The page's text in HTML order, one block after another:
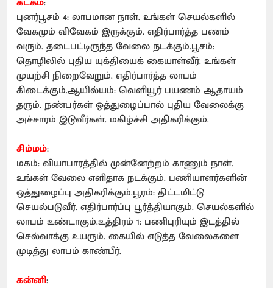
புனர்பூசம் 4: லாபமான நாள். உங்கள் செயல்களில்
வேகமும் விவேகம் இருக்கும். எதிர்பார்த்த பணம்
வரும். தடைபட்டிருந்த வேலை நடக்கும்.பூசம்:
தொழிலில் புதிய யுக்தியைக் கையாள்வீர். உங்கள்
முயற்சி நிறைவேறும். எதிர்பார்த்த லாபம்
கிடைக்கும்.ஆயில்யம்: வெளியூர் பயணம் ஆதாயம்
தரும். நண்பர்கள் ஒத்துழைப்பால் புதிய வேலைக்கு
அச்சாரம் இடுவீர்கள். மகிழ்ச்சி அதிகரிக்கும்.
சிம்மம்:
மகம்: வியாபாரத்தில் முன்னேற்றம் காணும் நாள்.
உங்கள் வேலை எளிதாக நடக்கும். பணியாளர்களின்
ஒத்துழைப்பு அதிகரிக்கும்.பூரம்: திட்டமிட்டு
செயல்படுவீர். எதிர்பார்ப்பு பூர்த்தியாகும். செயல்களில்
லாபம் உண்டாகும்.உத்திரம் 1: பணிபுரியும் இடத்தில்
செல்வாக்கு உயரும். கையில் எடுத்த வேலைகளை
முடித்து லாபம் காண்பீர்.
கன்னி: